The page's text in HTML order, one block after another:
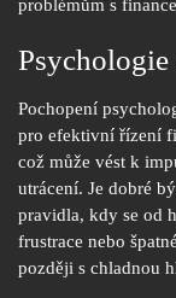
problémům s
Pochopení
pro efektivní řízení
což může vést k
utrácení. Je dobré
pravidla, kdy se od
frustrace nebo
později s chladnou